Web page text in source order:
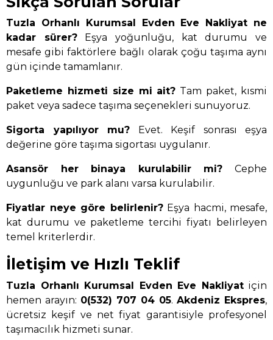
Tuzla Orhanlı Kurumsal Evden Eve Nakliyat ne
kadar sürer?Eşya yoğunluğu, kat durumu ve
mesafe gibi faktörlere bağlı olarak çoğu taşıma aynı
gün içinde tamamlanır.
Paketleme hizmeti size mi ait? Tam paket, kısmi
paket veya sadece taşıma seçenekleri sunuyoruz.
Sigorta yapılıyor mu? Evet. Keşif sonrası eşya
değerine göre taşıma sigortası uygulanır.
Asansör her binaya kurulabilir mi? Cephe
uygunluğu ve park alanı varsa kurulabilir.
Fiyatlar neye göre belirlenir?Eşya hacmi, mesafe,
kat durumu ve paketleme tercihi fiyatı belirleyen
temel kriterlerdir.
İletişim ve Hızlı Teklif
Tuzla Orhanlı Kurumsal Evden Eve Nakliyatiçin
hemen arayın: 0(532) 707 04 05. Akdeniz Ekspres,
ücretsiz keşif ve net fiyat garantisiyle profesyonel
taşımacılık hizmeti sunar.